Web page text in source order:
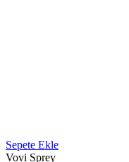
Sepete Ekle
Vovi Sprey